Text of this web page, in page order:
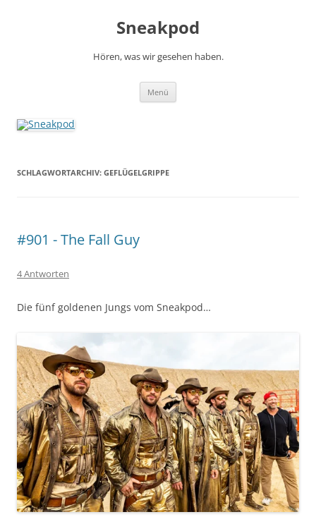
Sneakpod
Hören, was wir gesehen haben.
Menü
SCHLAGWORTARCHIV: GEFLÜGELGRIPPE
#901 - The Fall Guy
4 Antworten
Die fünf goldenen Jungs vom Sneakpod…